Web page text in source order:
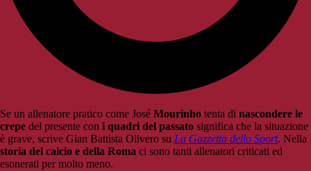
Se un allenatore pratico come José Mourinho tenta di nascondere le
crepe del presente con i quadri del passato significa che la situazione
è grave, scrive Gian Battista Olivero su La Gazzetta dello Sport. Nella
storia del calcio e della Roma ci sono tanti allenatori criticati ed
esonerati per molto meno.